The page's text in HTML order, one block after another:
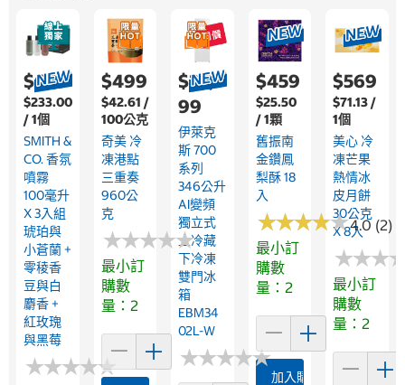
$699
$233.00
/ 1個
SMITH &
CO. 香氛
噴霧
100毫升
X 3入組
琥珀與
小蒼蘭 +
零稜香
豆與白
麝香 +
紅玫瑰
與黑莓
★★★★★
★★★★★
$499
$42.61 /
100公克
奇美 冷
凍港點
三重奏
960公
克
★★★★★
★★★★★
最小訂
購數
量：2
$22,9
99
伊萊克
斯 700
系列
346公升
AI變頻
獨立式
上冷藏
下冷凍
雙門冰
箱
EBM34
02L-W
★★★★★
★★★★★
$459
$25.50
/ 1顆
舊振南
金鑽鳳
梨酥 18
入
★★★★★
★★★★★4.0 (2)
最小訂
購數
量：2
加入購物車
$569
$71.13 /
1個
美心 冷
凍芒果
熱情冰
皮月餅
30公克
X 8入
★★★
★★★
最小訂
購數
量：2